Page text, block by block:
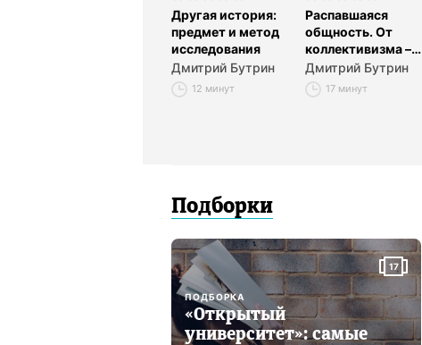
Другая история:
предмет и метод
исследования
Дмитрий Бутрин
12 минут
Распавшаяся
общность. От
коллективизма – к
солидарности
Дмитрий Бутрин
17 минут
Подборки
17
ПОДБОРКА
«Открытый
университет»: самые